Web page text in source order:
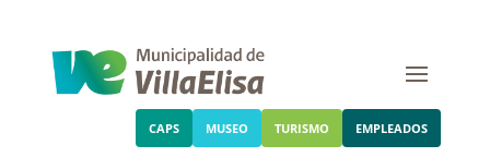
CAPS MUSEO TURISMO EMPLEADOS